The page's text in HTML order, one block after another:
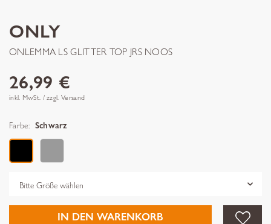
ONLY
ONLEMMA LS GLITTER TOP JRS NOOS
26,99 €
inkl. MwSt. / zzgl. Versand
Farbe: Schwarz
IN DEN WARENKORB